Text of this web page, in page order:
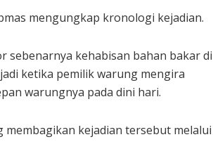
mengungkap kronologi kejadian.
sebenarnya kehabisan bahan bakar di
ketika pemilik warung mengira
warungnya pada dini hari.
kejadian tersebut melalui